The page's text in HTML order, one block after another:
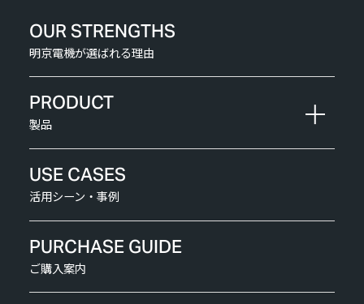
OUR STRENGTHS
明京電機が選ばれる理由
PRODUCT
製品
USE CASES
活用シーン・事例
PURCHASE GUIDE
ご購入案内